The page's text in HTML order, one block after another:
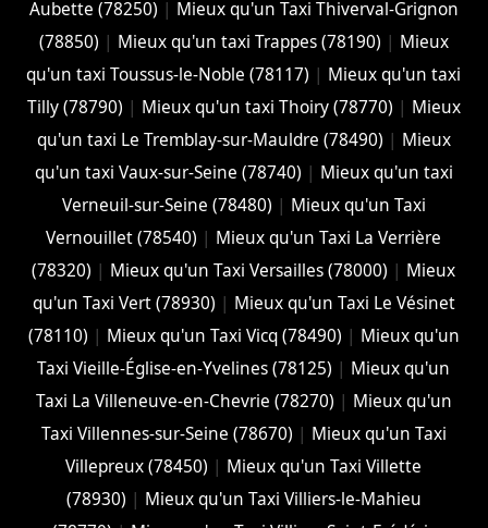
Aubette (78250) | Mieux qu'un Taxi Thiverval-Grignon
(78850) | Mieux qu'un taxi Trappes (78190) | Mieux
qu'un taxi Toussus-le-Noble (78117) | Mieux qu'un taxi
Tilly (78790) | Mieux qu'un taxi Thoiry (78770) | Mieux
qu'un taxi Le Tremblay-sur-Mauldre (78490) | Mieux
qu'un taxi Vaux-sur-Seine (78740) | Mieux qu'un taxi
Verneuil-sur-Seine (78480) | Mieux qu'un Taxi
Vernouillet (78540) | Mieux qu'un Taxi La Verrière
(78320) | Mieux qu'un Taxi Versailles (78000) | Mieux
qu'un Taxi Vert (78930) | Mieux qu'un Taxi Le Vésinet
(78110) | Mieux qu'un Taxi Vicq (78490) | Mieux qu'un
Taxi Vieille-Église-en-Yvelines (78125) | Mieux qu'un
Taxi La Villeneuve-en-Chevrie (78270) | Mieux qu'un
Taxi Villennes-sur-Seine (78670) | Mieux qu'un Taxi
Villepreux (78450) | Mieux qu'un Taxi Villette
(78930) | Mieux qu'un Taxi Villiers-le-Mahieu